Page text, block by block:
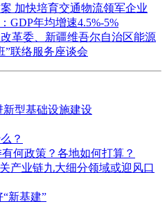
加快培育交通物流领军企业
GDP年均增速4.5%-5%
革委、新疆维吾尔自治区能源
”联络服务座谈会
型基础设施建设
？
何政策？各地如何打算？
产业链九大细分领域或迎风口
新基建”